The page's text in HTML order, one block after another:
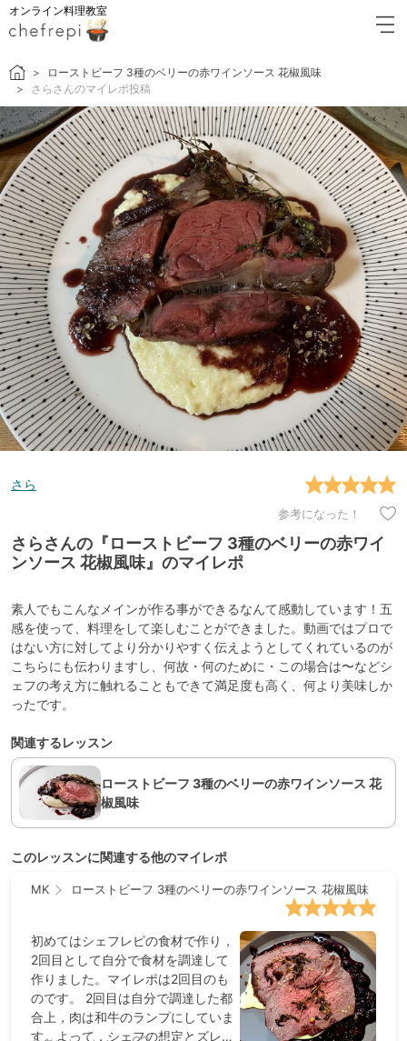
オンライン料理教室
ローストビーフ 3種のベリーの赤ワインソース 花椒風味
さらさんのマイレポ投稿
さら
参考になった！
さらさんの『ローストビーフ 3種のベリーの赤ワイ
ンソース 花椒風味』のマイレポ
素人でもこんなメインが作る事ができるなんて感動しています！五
感を使って、料理をして楽しむことができました。動画ではプロで
はない方に対してより分かりやすく伝えようとしてくれているのが
こちらにも伝わりますし、何故・何のために・この場合は〜などシ
ェフの考え方に触れることもできて満足度も高く、何より美味しか
ったです。
関連するレッスン
ローストビーフ 3種のベリーの赤ワインソース 花
椒風味
このレッスンに関連する他のマイレポ
MK ローストビーフ 3種のベリーの赤ワインソース 花椒風味
初めてはシェフレピの食材で作り，
2回目として自分で食材を調達して
作りました。マイレポは2回目のも
のです。 2回目は自分で調達した都
合上，肉は和牛のランプにしていま
す。よって，シェフの想定とズレは